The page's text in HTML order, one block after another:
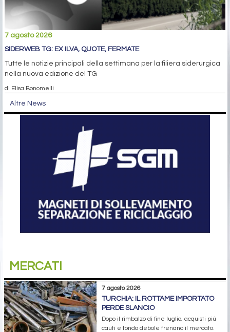
7 agosto 2026
SIDERWEB TG: EX ILVA, QUOTE, FERMATE
Tutte le notizie principali della settimana per la filiera siderurgica
nella nuova edizione del TG
di Elisa Bonomelli
Altre News
MERCATI
7 agosto 2026
TURCHIA: IL ROTTAME IMPORTATO
PERDE SLANCIO
Dopo il rimbalzo di fine luglio, acquisti più
cauti e tondo debole frenano il mercato.